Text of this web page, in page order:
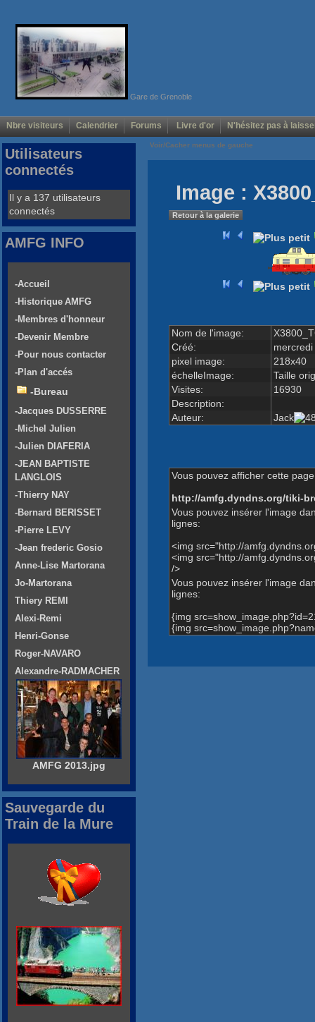
Gare de Grenoble
Nbre visiteurs Calendrier Forums Livre d'or N'hésitez pas à
Voir/Cacher menus de gauche
Image :
Retour à la galerie
Nom de l'image:
Créé:
pixel image:
218x40
échelleImage:
Taille
Visites:
16930
Description:
Auteur:
Jack
Vous pouvez afficher cette
http://amfg.dyndns.org/tiki-
Vous pouvez insérer l'image
lignes:
<img src="http://
<img src="http://
/>
Vous pouvez insérer l'image
lignes:
{img
{img
Utilisateurs
connectés
Il y a 137 utilisateurs
connectés
AMFG INFO
-Accueil
-Historique AMFG
-Membres d'honneur
-Devenir Membre
-Pour nous contacter
-Plan d'accés
-Bureau
-Jacques DUSSERRE
-Michel Julien
-Julien DIAFERIA
-JEAN BAPTISTE
LANGLOIS
-Thierry NAY
-Bernard BERISSET
-Pierre LEVY
-Jean frederic Gosio
Anne-Lise Martorana
Jo-Martorana
Thiery REMI
Alexi-Remi
Henri-Gonse
Roger-NAVARO
Alexandre-RADMACHER
AMFG 2013.jpg
Sauvegarde du
Train de la Mure